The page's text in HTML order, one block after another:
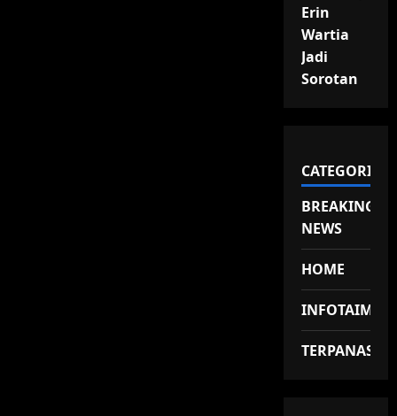
Erin
Wartia
Jadi
Sorotan
CATEGORIES
BREAKING
NEWS
HOME
TERPANAS